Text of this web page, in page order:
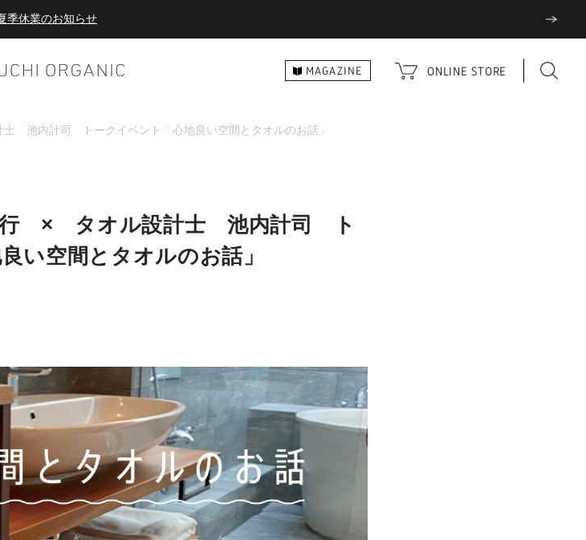
季休業のお知らせ
MAGAZINE ONLINE STORE
池内計司 トークイベント「心地良い空間とタオルのお話」
行 × タオル設計士 池内計司 ト
い空間とタオルのお話」